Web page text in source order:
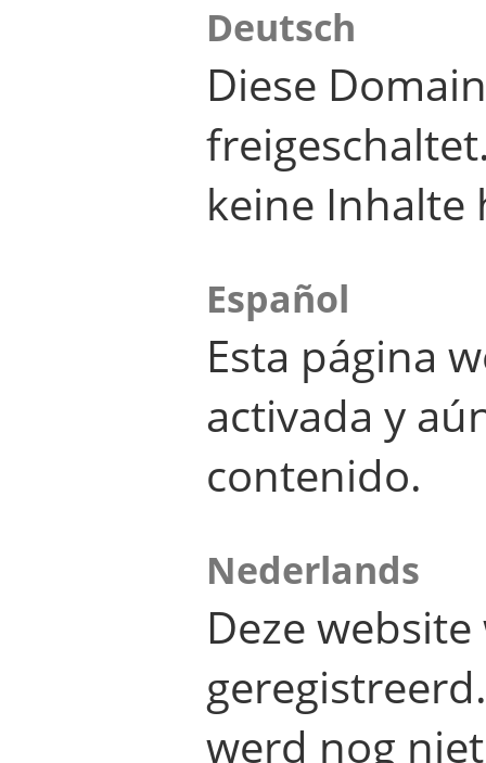
Deutsch
Diese
keine Inhalte
Español
Esta página
activada y
contenido.
Nederlands
Deze
werd nog